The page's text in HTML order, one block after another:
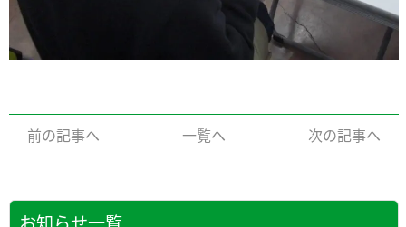
前の記事へ 一覧へ 次の記事へ